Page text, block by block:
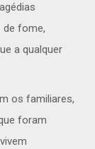
de fome,
a qualquer
os familiares,
foram